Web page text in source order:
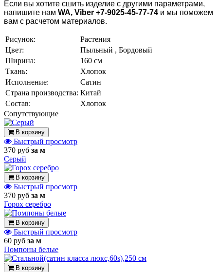
Если вы хотите сшить изделие с другими параметрами,
напишите нам WA, Viber +7-9025-45-77-74 и мы поможем
вам с расчетом материалов.
Рисунок:
Растения
Цвет:
Пыльный , Бордовый
Ширина:
160 см
Ткань:
Хлопок
Исполнение:
Сатин
Страна производства: Китай
Состав:
Хлопок
Cопутствующие
В корзину
Быстрый просмотр
370 руб за м
Серый
В корзину
Быстрый просмотр
370 руб за м
Горох серебро
В корзину
Быстрый просмотр
60 руб за м
Помпоны белые
В корзину